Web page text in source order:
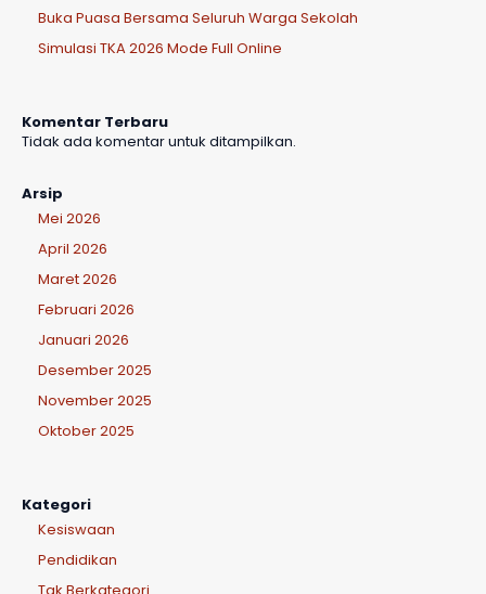
Buka Puasa Bersama Seluruh Warga Sekolah
Simulasi TKA 2026 Mode Full Online
Komentar Terbaru
Tidak ada komentar untuk ditampilkan.
Arsip
Mei 2026
April 2026
Maret 2026
Februari 2026
Januari 2026
Desember 2025
November 2025
Oktober 2025
Kategori
Kesiswaan
Pendidikan